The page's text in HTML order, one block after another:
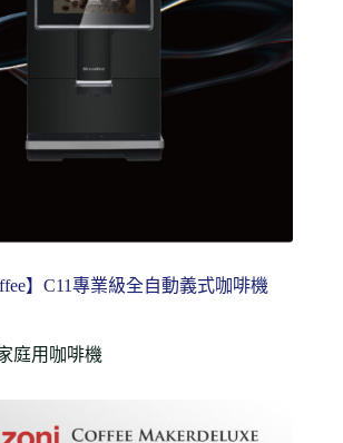
】C11專業級全自動義式咖啡機
庭用咖啡機